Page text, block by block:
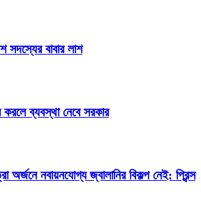
সদস্যের বাবার লাশ
করলে ব্যবস্থা নেবে সরকার
অর্জনে নবায়নযোগ্য জ্বালানির বিকল্প নেই: প্রিন্স